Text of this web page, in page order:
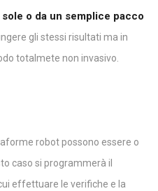
o da un semplice pacco
gli stessi risultati ma in
totalmete non invasivo.
robot possono essere o
caso si programmerà il
effettuare le verifiche e la